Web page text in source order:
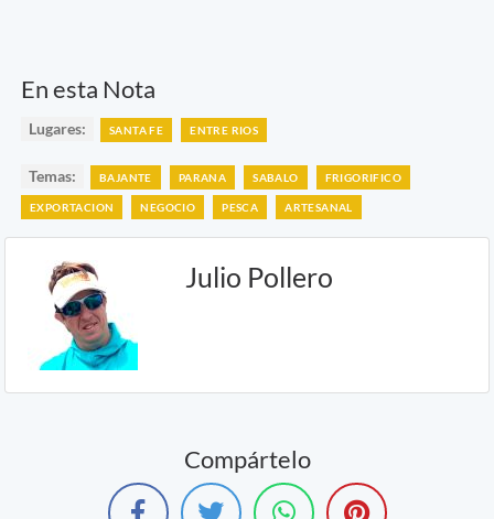
En esta Nota
Lugares: SANTA FE ENTRE RIOS
Temas: BAJANTE PARANA SABALO FRIGORIFICO
EXPORTACION NEGOCIO PESCA ARTESANAL
Julio Pollero
Compártelo